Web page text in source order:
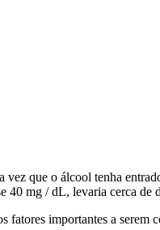
que o álcool tenha
40 mg / dL, levaria cerca de
importantes a